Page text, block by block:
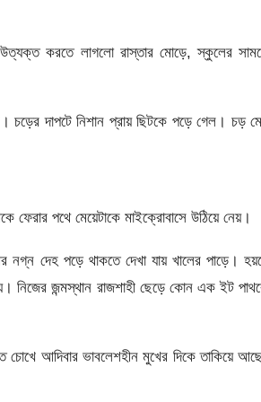
উত্যক্ত করতে লাগলো রাস্তার মোড়ে, স্কুলের
দাপটে নিশান প্রায় ছিটকে পড়ে গেল। চড়
ফেরার পথে মেয়েটাকে মাইক্রোবাসে উঠিয়ে নেয়।
নগ্ন দেহ পড়ে থাকতে দেখা যায় খালের পাড়ে।
নিজের জন্মস্থান রাজশাহী ছেড়ে কোন এক ইট
আদিবার ভাবলেশহীন মুখের দিকে তাকিয়ে